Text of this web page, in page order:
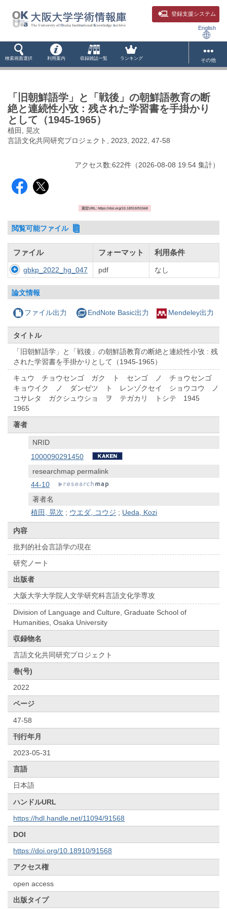
登録支援システム
English
検索画面選択 利用案内 収録雑誌一覧 ランキング その他
「旧朝鮮語学」と「戦後」の朝鮮語教育の断
絶と連続性小攷 : 残された学習書を手掛かり
として（1945-1965）
植田, 晃次
言語文化共同研究プロジェクト, 2023, 2022, 47-58
アクセス数:622件 （2026-08-08 19:54 集計）
固定URL: https://doi.org/10.18910/91568
閲覧可能ファイル
ファイル フォーマット 利用条件
gbkp_2022_hg_047 pdf なし
論文情報
ファイル出力 EndNote Basic出力 Mendeley出力
タイトル
「旧朝鮮語学」と「戦後」の朝鮮語教育の断絶と連続性小攷 : 残
された学習書を手掛かりとして（1945-1965）
キュウ チョウセンゴ ガク ト センゴ ノ チョウセンゴ
キョウイク ノ ダンゼツ ト レンゾクセイ ショウコウ ノ
コサレタ ガクシュウショ ヲ テガカリ トシテ 1945
1965
著者
NRID
1000090291450
researchmap permalink
44-10
著者名
植田, 晃次 ; ウエダ, コウジ ; Ueda, Kozi
内容
批判的社会言語学の現在
研究ノート
出版者
大阪大学大学院人文学研究科言語文化学専攻
Division of Language and Culture, Graduate School of
Humanities, Osaka University
収録物名
言語文化共同研究プロジェクト
巻(号)
2022
ページ
47-58
刊行年月
2023-05-31
言語
日本語
ハンドルURL
https://hdl.handle.net/11094/91568
DOI
https://doi.org/10.18910/91568
アクセス権
open access
出版タイプ